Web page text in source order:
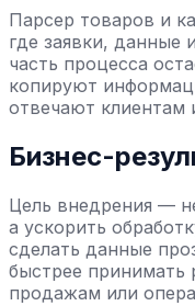
Парсер товаров и
где заявки, данные
часть процесса
копируют
отвечают клиентам
Бизнес-
Цель внедрения —
а ускорить
сделать данные
быстрее принимать
продажам или